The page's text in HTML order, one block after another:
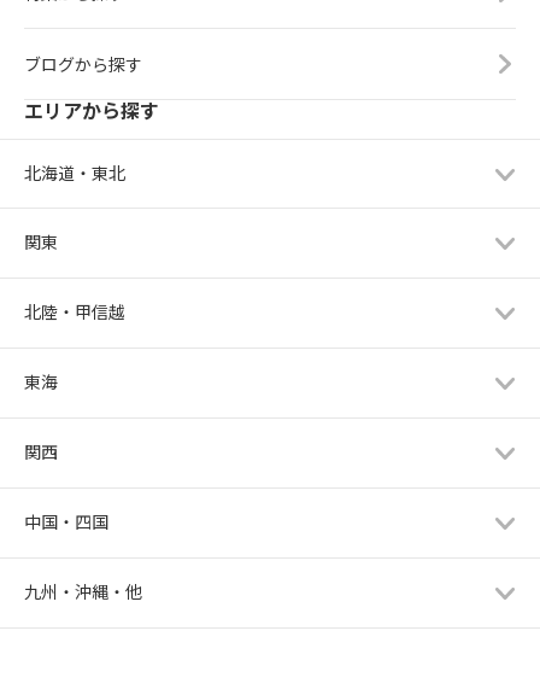
ブログから探す
エリアから探す
北海道・東北
関東
北陸・甲信越
東海
関西
中国・四国
九州・沖縄・他